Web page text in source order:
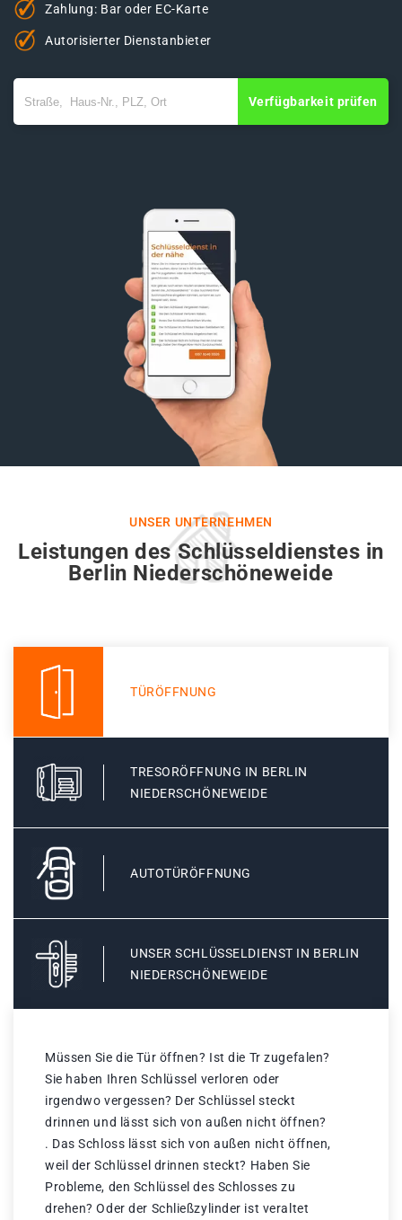
Zahlung: Bar oder EC-Karte
Autorisierter Dienstanbieter
Verfügbarkeit prüfen
UNSER UNTERNEHMEN
Leistungen des Schlüsseldienstes in
Berlin Niederschöneweide
TÜRÖFFNUNG
TRESORÖFFNUNG IN BERLIN
NIEDERSCHÖNEWEIDE
AUTOTÜRÖFFNUNG
UNSER SCHLÜSSELDIENST IN BERLIN
NIEDERSCHÖNEWEIDE
Müssen Sie die Tür öffnen? Ist die Tr zugefalen?
Sie haben Ihren Schlüssel verloren oder
irgendwo vergessen? Der Schlüssel steckt
drinnen und lässt sich von außen nicht öffnen?
. Das Schloss lässt sich von außen nicht öffnen,
weil der Schlüssel drinnen steckt? Haben Sie
Probleme, den Schlüssel des Schlosses zu
drehen? Oder der Schließzylinder ist veraltet